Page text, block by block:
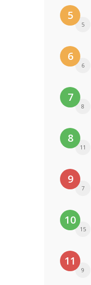
5
5
6
6
7
8
8
11
9
7
10
15
11
9